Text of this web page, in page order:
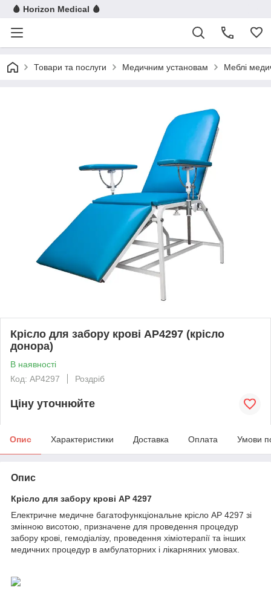
🩸 Horizon Medical 🩸
Товари та послуги Медичним установам Меблі
Крісло для забору крові AP4297 (крісло
донора)
В наявності
Код: AP4297
Роздріб
Ціну уточнюйте
Опис Характеристики Доставка Оплата Умови
Опис
Крісло для забору крові AP 4297
Електричне медичне багатофункціональне крісло AP 4297 зі
змінною висотою, призначене для проведення процедур
забору крові, гемодіалізу, проведення хіміотерапії та інших
медичних процедур в амбулаторних і лікарняних умовах.